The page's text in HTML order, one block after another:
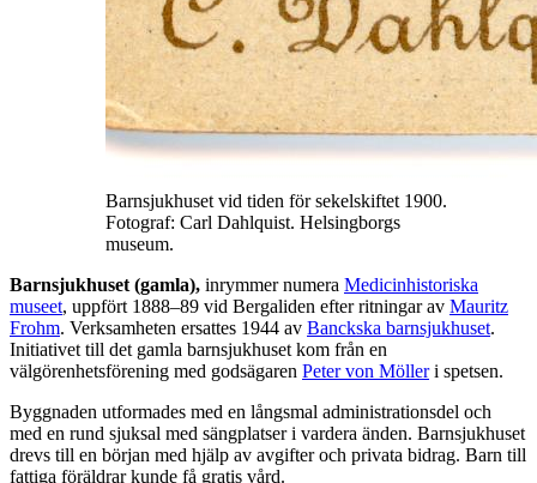
Barnsjukhuset vid tiden för sekelskiftet 1900.
Fotograf: Carl Dahlquist. Helsingborgs
museum.
Barnsjukhuset (gamla), inrymmer numera Medicinhistoriska
museet, uppfört 1888–89 vid Bergaliden efter ritningar av Mauritz
Frohm. Verksamheten ersattes 1944 av Banckska barnsjukhuset.
Initiativet till det gamla barnsjukhuset kom från en
välgörenhetsförening med godsägaren Peter von Mölleri spetsen.
Byggnaden utformades med en långsmal administrationsdel och
med en rund sjuksal med sängplatser i vardera änden. Barnsjukhuset
drevs till en början med hjälp av avgifter och privata bidrag. Barn till
fattiga föräldrar kunde få gratis vård.